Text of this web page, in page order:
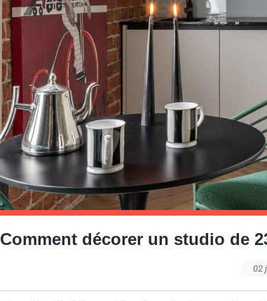
Comment décorer un studio de
02